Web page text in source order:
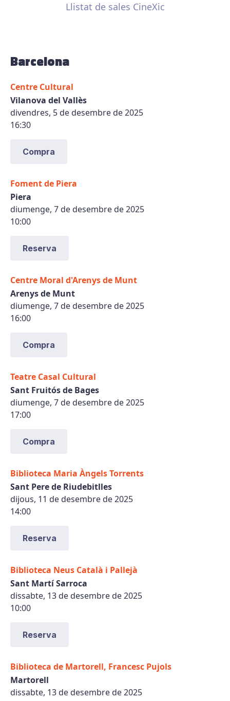
Llistat de sales CineXic
Barcelona
Centre Cultural
Vilanova del Vallès
divendres, 5 de desembre de 2025
16:30
Compra
Foment de Piera
Piera
diumenge, 7 de desembre de 2025
10:00
Reserva
Centre Moral d'Arenys de Munt
Arenys de Munt
diumenge, 7 de desembre de 2025
16:00
Compra
Teatre Casal Cultural
Sant Fruitós de Bages
diumenge, 7 de desembre de 2025
17:00
Compra
Biblioteca Maria Àngels Torrents
Sant Pere de Riudebitlles
dijous, 11 de desembre de 2025
14:00
Reserva
Biblioteca Neus Català i Pallejà
Sant Martí Sarroca
dissabte, 13 de desembre de 2025
10:00
Reserva
Biblioteca de Martorell, Francesc Pujols
Martorell
dissabte, 13 de desembre de 2025